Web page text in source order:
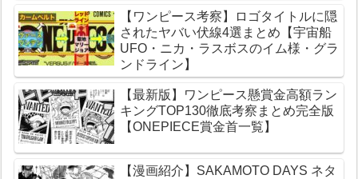
【ワンピース考察】ロゴタイトルに隠
されたヤバい伏線4選まとめ【宇宙船
UFO・ニカ・ラスボスのイム様・グラ
ンドライン】
【最新版】ワンピース懸賞金高額ラン
キングTOP130徹底考察まとめ完全版
【ONEPIECE賞金首一覧】
【漫画紹介】SAKAMOTO DAYS ネタ